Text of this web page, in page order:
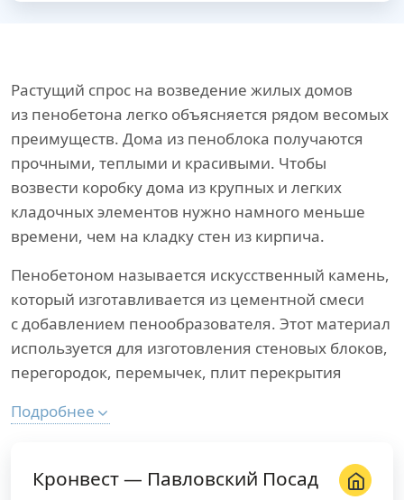
Растущий спрос на возведение жилых домов
из пенобетона легко объясняется рядом весомых
преимуществ. Дома из пеноблока получаются
прочными, теплыми и красивыми. Чтобы
возвести коробку дома из крупных и легких
кладочных элементов нужно намного меньше
времени, чем на кладку стен из кирпича.
Пенобетоном называется искусственный камень,
который изготавливается из цементной смеси
с добавлением пенообразователя. Этот материал
используется для изготовления стеновых блоков,
перегородок, перемычек, плит перекрытия
Подробнее
Кронвест — Павловский Посад